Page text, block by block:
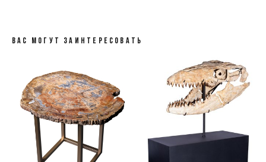
ВАС МОГУТ ЗАИНТЕРЕСОВАТЬ